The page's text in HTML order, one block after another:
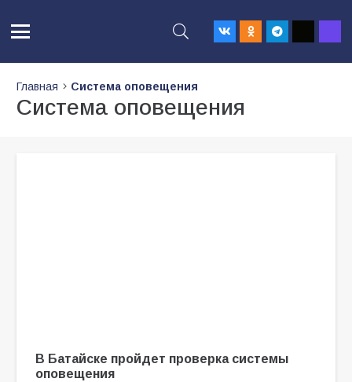
Главная Система оповещения
Система оповещения
В Батайске пройдет проверка системы
оповещения